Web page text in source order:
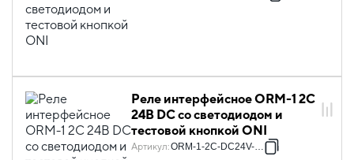
Реле интерфейсное ORM-1 2C
24В DC со светодиодом и
тестовой кнопкой ONI
Артикул:ORM-1-2C-DC24V-L-B